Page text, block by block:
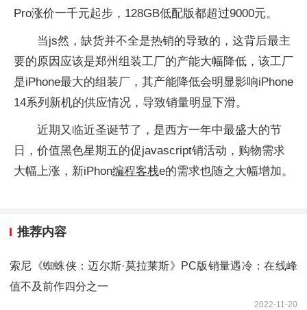
Pro涨价一千元起步，128GB低配版都超过9000元。
当js然，缺货并不全是热销的导致的，这背后最主
要的原因应该是郑州组装工厂的产能大幅降低，该工厂
是iPhone最大的组装厂，其产能降低会明显影响iPhone
14系列新机的供应情况，导致销量明显下滑。
近期又临近圣诞节了，是西方一年中最盛大的节
日，价值黑色星期五的促javascript销活动，购物需求
大幅上涨，新iPhon编程客栈e的需求也随之大幅增加。
推荐内容
索尼《蜘蛛侠：迈尔斯·莫拉莱斯》PC版销量遇冷：在线峰
值不及前作四分之一
2022-11-20